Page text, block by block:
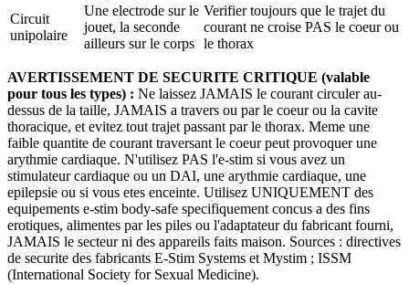
Circuit
unipolaire
Une electrode sur le
jouet, la seconde
ailleurs sur le corps
Verifier toujours que le trajet du
courant ne croise PAS le coeur ou
le thorax
AVERTISSEMENT DE SECURITE CRITIQUE (valable
pour tous les types) : Ne laissez JAMAIS le courant circuler au-
dessus de la taille, JAMAIS a travers ou par le coeur ou la cavite
thoracique, et evitez tout trajet passant par le thorax. Meme une
faible quantite de courant traversant le coeur peut provoquer une
arythmie cardiaque. N'utilisez PAS l'e-stim si vous avez un
stimulateur cardiaque ou un DAI, une arythmie cardiaque, une
epilepsie ou si vous etes enceinte. Utilisez UNIQUEMENT des
equipements e-stim body-safe specifiquement concus a des fins
erotiques, alimentes par les piles ou l'adaptateur du fabricant fourni,
JAMAIS le secteur ni des appareils faits maison. Sources : directives
de securite des fabricants E-Stim Systems et Mystim ; ISSM
(International Society for Sexual Medicine).